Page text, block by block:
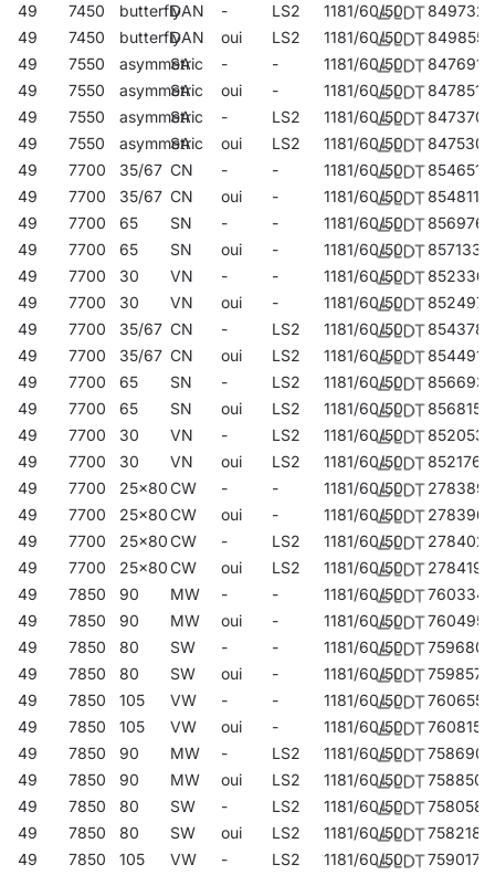
49
7450 butterflyDAN - LS2 1181/60/50
849732
49
7450 butterflyDAN oui LS2 1181/60/50
849855
49
7550 asymmetric
SA - - 1181/60/50
847691
49
7550 asymmetric
SA oui - 1181/60/50
847851
49
7550 asymmetric
SA - LS2 1181/60/50
847370
49
7550 asymmetric
SA oui LS2 1181/60/50
847530
49
7700 35/67 CN - - 1181/60/50
854651
49
7700 35/67 CN oui - 1181/60/50
854811
49
7700 65 SN - - 1181/60/50
856976
49
7700 65 SN oui - 1181/60/50
857133
49
7700 30 VN - - 1181/60/50
852336
49
7700 30 VN oui - 1181/60/50
852497
49
7700 35/67 CN - LS2 1181/60/50
854378
49
7700 35/67 CN oui LS2 1181/60/50
854491
49
7700 65 SN - LS2 1181/60/50
856693
49
7700 65 SN oui LS2 1181/60/50
856815
49
7700 30 VN - LS2 1181/60/50
852053
49
7700 30 VN oui LS2 1181/60/50
852176
49
7700 25x80CW - - 1181/60/50
278389
49
7700 25x80CW oui - 1181/60/50
278396
49
7700 25x80CW - LS2 1181/60/50
278402
49
7700 25x80CW oui LS2 1181/60/50
278419
49
7850 90 MW - - 1181/60/50
760334
49
7850 90 MW oui - 1181/60/50
760495
49
7850 80 SW - - 1181/60/50
759680
49
7850 80 SW oui - 1181/60/50
759857
49
7850 105 VW - - 1181/60/50
760655
49
7850 105 VW oui - 1181/60/50
760815
49
7850 90 MW - LS2 1181/60/50
758690
49
7850 90 MW oui LS2 1181/60/50
758850
49
7850 80 SW - LS2 1181/60/50
758058
49
7850 80 SW oui LS2 1181/60/50
758218
49
7850 105 VW - LS2 1181/60/50
759017